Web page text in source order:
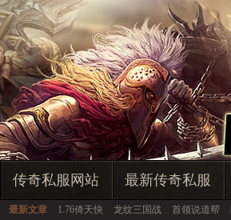
传奇私服网站 最新传奇私服
最新文章 1.76倚天快 龙纹三国战 首领说道帮